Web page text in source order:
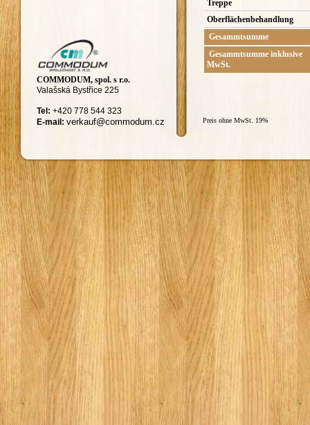
Treppe
Oberflächenbehandlung
Gesammtsumme
Gesammtsumme inklusive
MwSt.
Preis ohne MwSt. 19%
COMMODUM, spol. s r.o.
Valašská Bystřice 225
Tel: +420 778 544 323
E-mail: verkauf@commodum.cz